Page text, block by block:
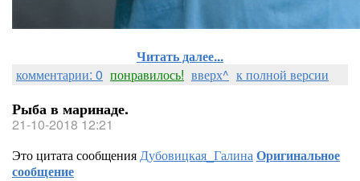
Читать далее...
комментарии: 0 понравилось! вверх^ к полной версии
Рыба в маринаде.
21-10-2018 12:21
Это цитата сообщенияДубовицкая_ГалинаОригинальное
сообщение